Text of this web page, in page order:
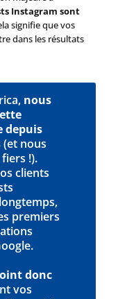
Instagram sont
signifie que vos
dans les résultats
nous
depuis
(et nous
!).
clients
premiers
donc
vos